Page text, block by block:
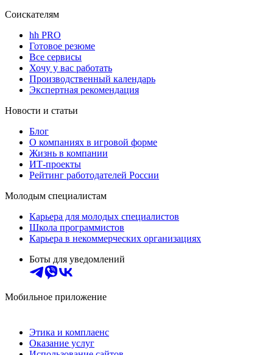
Соискателям
hh PRO
Готовое резюме
Все сервисы
Хочу у вас работать
Производственный календарь
Экспертная рекомендация
Новости и статьи
Блог
О компаниях в игровой форме
Жизнь в компании
ИТ-проекты
Рейтинг работодателей России
Молодым специалистам
Карьера для молодых специалистов
Школа программистов
Карьера в некоммерческих организациях
Боты для уведомлений
Мобильное приложение
Этика и комплаенс
Оказание услуг